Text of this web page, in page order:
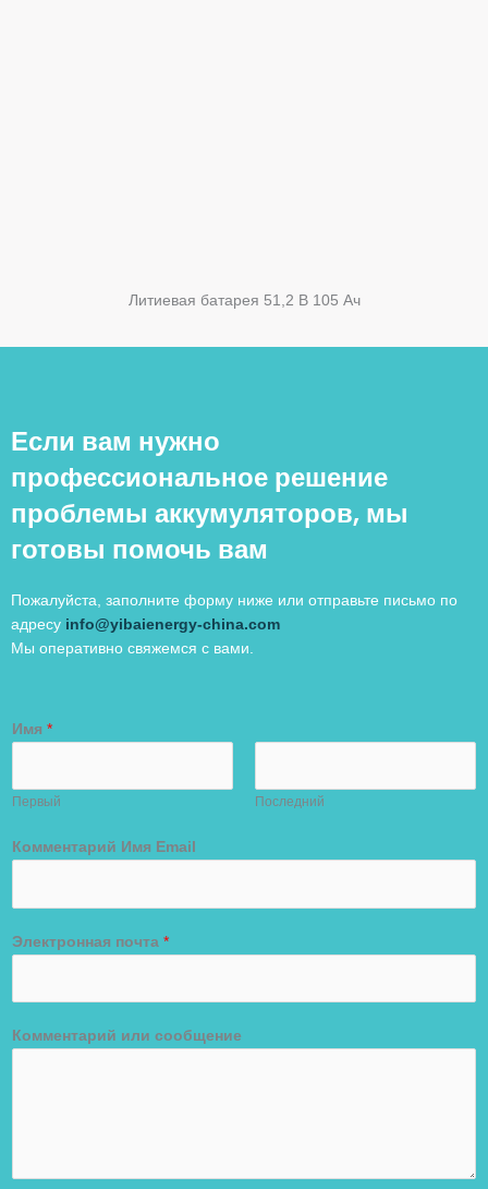
Литиевая батарея 51,2 В 105 Ач
Если вам нужно
профессиональное решение
проблемы аккумуляторов, мы
готовы помочь вам
Пожалуйста, заполните форму ниже или отправьте письмо по
адресу info@yibaienergy-china.com
Мы оперативно свяжемся с вами.
Имя *
Первый Последний
Комментарий Имя Email
Электронная почта *
Комментарий или сообщение